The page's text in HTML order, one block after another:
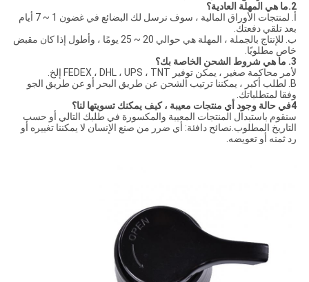
2.ما هي المهلة العادية؟
أ. لمنتجات الأوراق المالية ، سوف نرسل لك البضائع في غضون 1 ~ 7 أيام
بعد تلقي دفعتك.
ب. للإنتاج بالجملة ، المهلة هي حوالي 20 ~ 25 يومًا ، وأطول إذا كان مقبض
خاص مطلوبًا.
3. ما هي شروط الشحن الخاصة بك؟
لأمر محاكمة صغير ، يمكن توفير FEDEX ، DHL ، UPS ، TNT إلخ.
B. لطلب أكبر ، يمكننا ترتيب الشحن عن طريق البحر أو عن طريق الجو
وفقا لمتطلباتك.
4في حالة وجود أي منتجات معيبة ، كيف يمكنك تسويتها لنا؟
سنقوم باستبدال المنتجات المعيبة والمكسورة في طلبك التالي أو حسب
التاريخ المطلوب.نصائح دافئة: أي ضرر من صنع الإنسان لا يمكننا تغييره أو
رد ثمنه أو تعويضه.